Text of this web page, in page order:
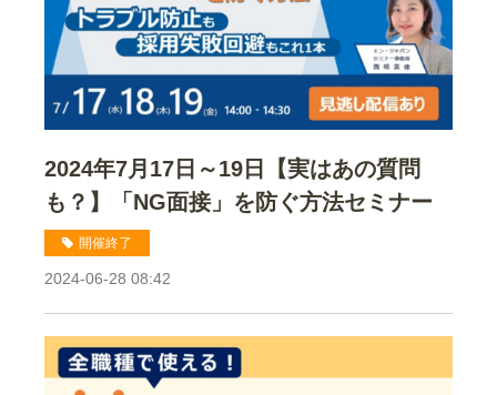
2024年7月17日～19日【実はあの質問
も？】「NG面接」を防ぐ方法セミナー
開催終了
2024-06-28 08:42